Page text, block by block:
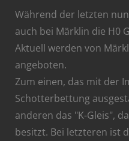
Während der letzten
auch bei Märklin die H0
Aktuell werden von
angeboten.
Zum einen, das mit der
Schotterbettung
anderen das "K-Gleis",
besitzt. Bei letzteren ist